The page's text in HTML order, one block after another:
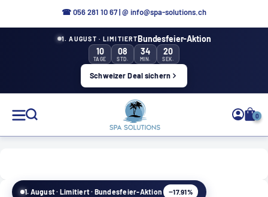
☎ 056 281 10 67|@ info@spa-solutions.ch
1. AUGUST · LIMITIERTBundesfeier-Aktion
10
TAGE
08
STD.
34
MIN.
20
SEK.
Schweizer Deal sichern
Solutions
0
1. August · Limitiert · Bundesfeier-Aktion −17.91%